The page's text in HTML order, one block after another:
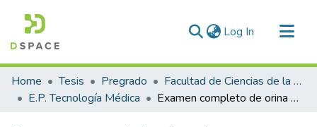
Log In (current)
Communities & Collections
All of DSpace
Home Tesis Pregrado
Facultad de Ciencias de la Salud
E.P. Tecnología Médica
Examen completo de orina en relación a enfermedades prostáticas en pacientes del Hospital Carlos Monge Medrano, Juliaca – 2023